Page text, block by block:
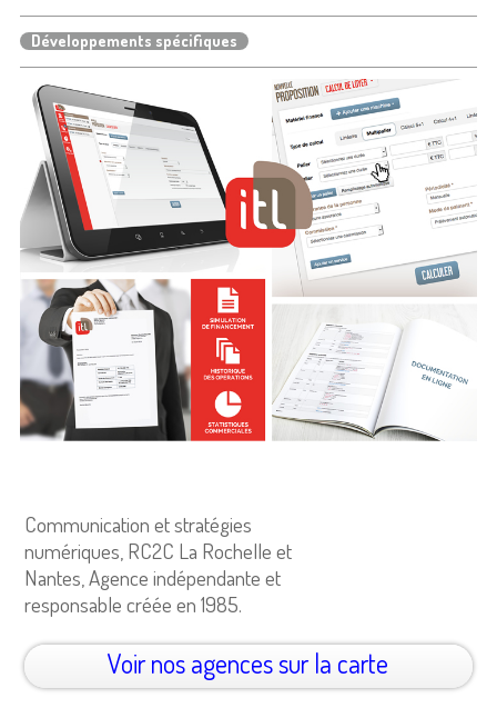
Développements spécifiques
Communication et stratégies
numériques, RC2C La Rochelle et
Nantes, Agence indépendante et
responsable créée en 1985.
Voir nos agences sur la carte